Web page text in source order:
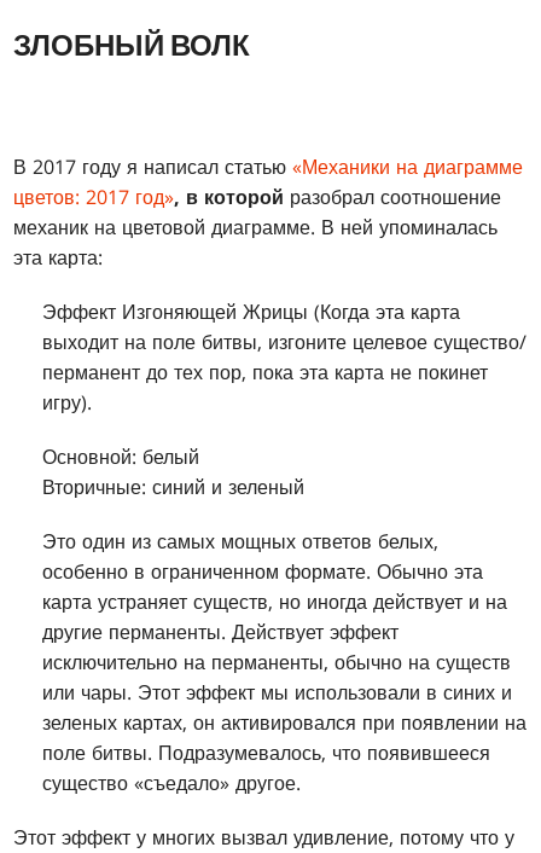
ЗЛОБНЫЙ ВОЛК
В 2017 году я написал статью«Механики на диаграмме
цветов: 2017 год», в которой разобрал соотношение
механик на цветовой диаграмме. В ней упоминалась
эта карта:
Эффект Изгоняющей Жрицы (Когда эта карта
выходит на поле битвы, изгоните целевое существо/
перманент до тех пор, пока эта карта не покинет
игру).
Основной: белый
Вторичные: синий и зеленый
Это один из самых мощных ответов белых,
особенно в ограниченном формате. Обычно эта
карта устраняет существ, но иногда действует и на
другие перманенты. Действует эффект
исключительно на перманенты, обычно на существ
или чары. Этот эффект мы использовали в синих и
зеленых картах, он активировался при появлении на
поле битвы. Подразумевалось, что появившееся
существо «съедало» другое.
Этот эффект у многих вызвал удивление, потому что у